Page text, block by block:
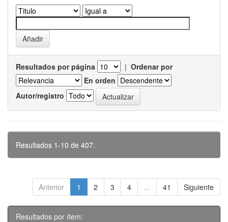
Resultados por página | Ordenar por
En orden
Autor/registro
Resultados 1-10 de 407.
Anterior 1 2 3 4 ... 41 Siguiente
Resultados por ítem: